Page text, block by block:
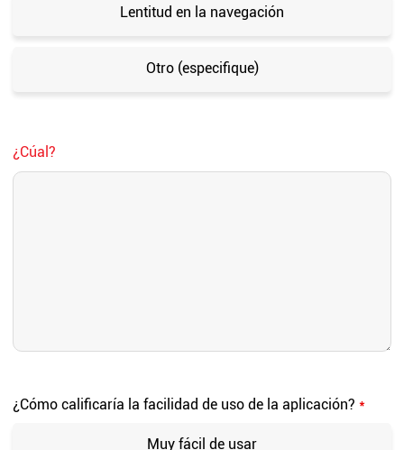
Lentitud en la navegación
Otro (especifique)
¿Cúal?
¿Cómo calificaría la facilidad de uso de la aplicación? *
Muy fácil de usar